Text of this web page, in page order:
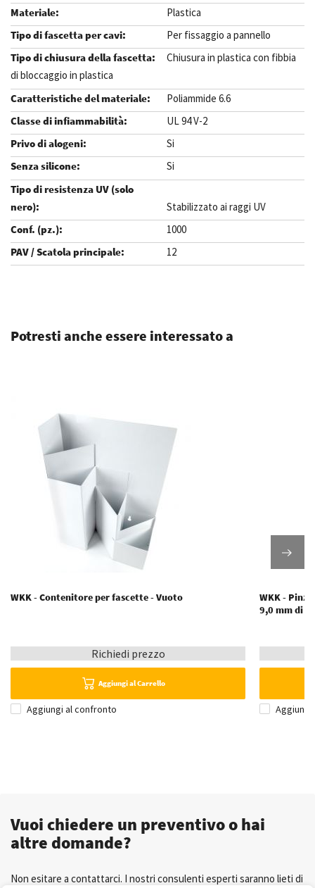
Plastica
Per fissaggio a pannello
Chiusura in plastica con fibbia
di bloccaggio in plastica
Poliammide 6.6
UL 94 V-2
Si
Si
Stabilizzato ai raggi UV
1000
12
Potresti anche essere interessato a
WKK - Contenitore per fascette - Vuoto
Richiedi prezzo
Aggiungi al Carrello
Aggiungi al confronto
WKK -
9,0 mm di
Vuoi chiedere un preventivo o hai
altre domande?
Non esitare a contattarci. I nostri consulenti esperti saranno lieti di